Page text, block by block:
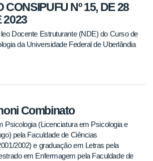
Nº 15, DE 28
2023
Docente Estruturante (NDE) do Curso de
da Universidade Federal de Uberlândia
Combinato
Psicologia (Licenciatura em Psicologia e
pela Faculdade de Ciências
2002) e graduação em Letras pela
em Enfermagem pela Faculdade de